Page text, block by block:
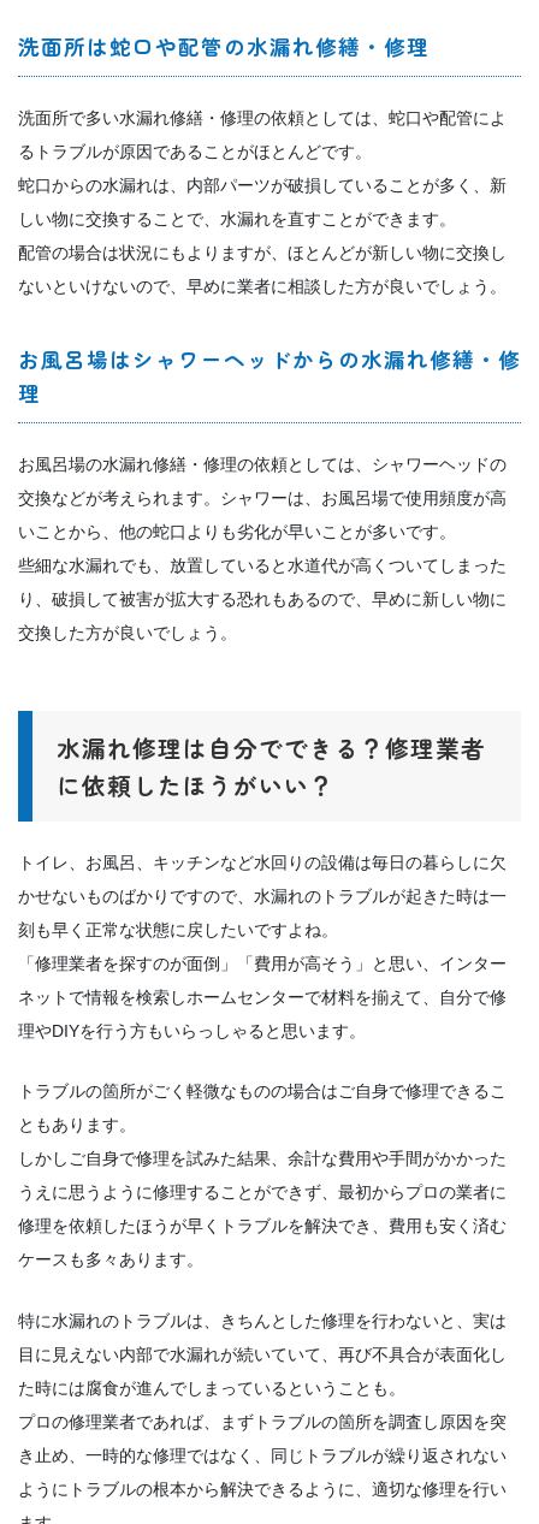
洗面所は蛇口や配管の水漏れ修繕・修理
洗面所で多い水漏れ修繕・修理の依頼としては、蛇口や配管によ
るトラブルが原因であることがほとんどです。
蛇口からの水漏れは、内部パーツが破損していることが多く、新
しい物に交換することで、水漏れを直すことができます。
配管の場合は状況にもよりますが、ほとんどが新しい物に交換し
ないといけないので、早めに業者に相談した方が良いでしょう。
お風呂場はシャワーヘッドからの水漏れ修繕・修
理
お風呂場の水漏れ修繕・修理の依頼としては、シャワーヘッドの
交換などが考えられます。シャワーは、お風呂場で使用頻度が高
いことから、他の蛇口よりも劣化が早いことが多いです。
些細な水漏れでも、放置していると水道代が高くついてしまった
り、破損して被害が拡大する恐れもあるので、早めに新しい物に
交換した方が良いでしょう。
水漏れ修理は自分でできる？修理業者
に依頼したほうがいい？
トイレ、お風呂、キッチンなど水回りの設備は毎日の暮らしに欠
かせないものばかりですので、水漏れのトラブルが起きた時は一
刻も早く正常な状態に戻したいですよね。
「修理業者を探すのが面倒」「費用が高そう」と思い、インター
ネットで情報を検索しホームセンターで材料を揃えて、自分で修
理やDIYを行う方もいらっしゃると思います。
トラブルの箇所がごく軽微なものの場合はご自身で修理できるこ
ともあります。
しかしご自身で修理を試みた結果、余計な費用や手間がかかった
うえに思うように修理することができず、最初からプロの業者に
修理を依頼したほうが早くトラブルを解決でき、費用も安く済む
ケースも多々あります。
特に水漏れのトラブルは、きちんとした修理を行わないと、実は
目に見えない内部で水漏れが続いていて、再び不具合が表面化し
た時には腐食が進んでしまっているということも。
プロの修理業者であれば、まずトラブルの箇所を調査し原因を突
き止め、一時的な修理ではなく、同じトラブルが繰り返されない
ようにトラブルの根本から解決できるように、適切な修理を行い